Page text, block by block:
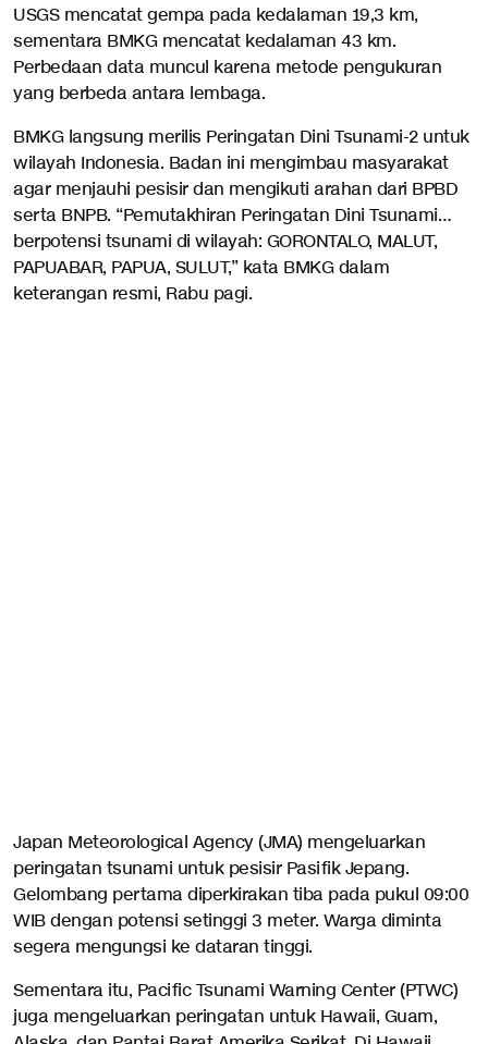
USGS mencatat gempa pada kedalaman 19,3 km,
sementara BMKG mencatat kedalaman 43 km.
Perbedaan data muncul karena metode pengukuran
yang berbeda antara lembaga.
BMKG langsung merilis Peringatan Dini Tsunami-2 untuk
wilayah Indonesia. Badan ini mengimbau masyarakat
agar menjauhi pesisir dan mengikuti arahan dari BPBD
serta BNPB. “Pemutakhiran Peringatan Dini Tsunami…
berpotensi tsunami di wilayah: GORONTALO, MALUT,
PAPUABAR, PAPUA, SULUT,” kata BMKG dalam
keterangan resmi, Rabu pagi.
Japan Meteorological Agency (JMA) mengeluarkan
peringatan tsunami untuk pesisir Pasifik Jepang.
Gelombang pertama diperkirakan tiba pada pukul 09:00
WIB dengan potensi setinggi 3 meter. Warga diminta
segera mengungsi ke dataran tinggi.
Sementara itu, Pacific Tsunami Warning Center (PTWC)
juga mengeluarkan peringatan untuk Hawaii, Guam,